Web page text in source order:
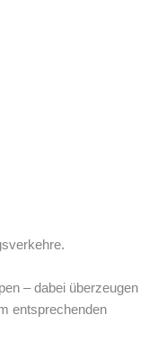
– dabei überzeugen
entsprechenden